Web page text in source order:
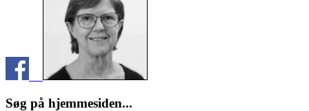
Søg på hjemmesiden...